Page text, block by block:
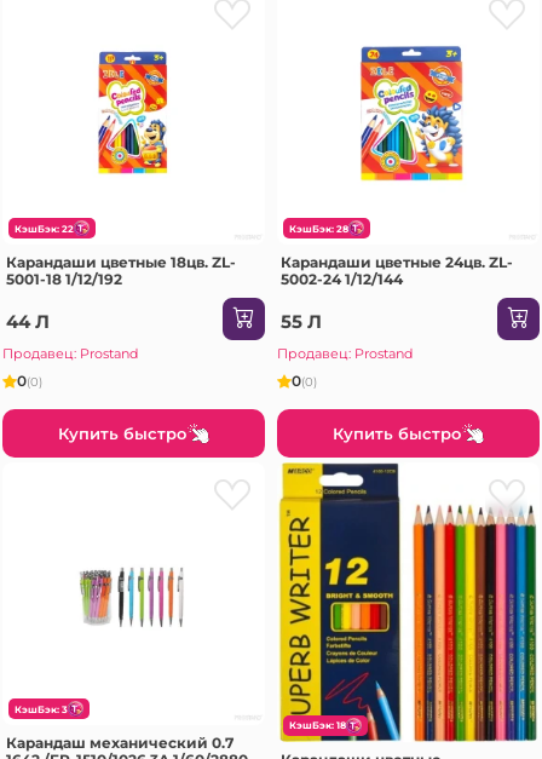
КэшБэк: 22
Карандаши цветные 18цв. ZL-
5001-18 1/12/192
44 Л
Продавец: Prostand
0(0)
Купить быстро
КэшБэк: 28
Карандаши цветные 24цв. ZL-
5002-24 1/12/144
55 Л
Продавец: Prostand
0(0)
Купить быстро
КэшБэк: 3
Карандаш механический 0.7
КэшБэк: 18